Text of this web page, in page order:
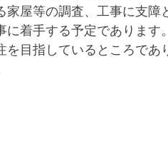
屋等の調査、工事に支障
着手する予定であります。
目指しているところであ